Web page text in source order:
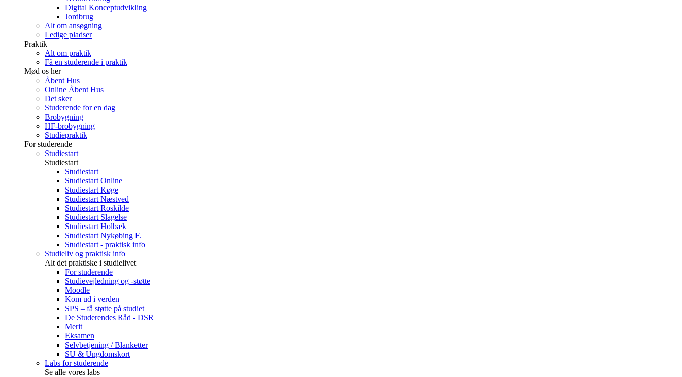
Digital Konceptudvikling
Jordbrug
Alt om ansøgning
Ledige pladser
Praktik
Alt om praktik
Få en studerende i praktik
Mød os her
Åbent Hus
Online Åbent Hus
Det sker
Studerende for en dag
Brobygning
HF-brobygning
Studiepraktik
For studerende
Studiestart
Studiestart
Studiestart
Studiestart Online
Studiestart Køge
Studiestart Næstved
Studiestart Roskilde
Studiestart Slagelse
Studiestart Holbæk
Studiestart Nykøbing F.
Studiestart - praktisk info
Studieliv og praktisk info
Alt det praktiske i studielivet
For studerende
Studievejledning og -støtte
Moodle
Kom ud i verden
SPS – få støtte på studiet
De Studerendes Råd - DSR
Merit
Eksamen
Selvbetjening / Blanketter
SU & Ungdomskort
Labs for studerende
Se alle vores labs